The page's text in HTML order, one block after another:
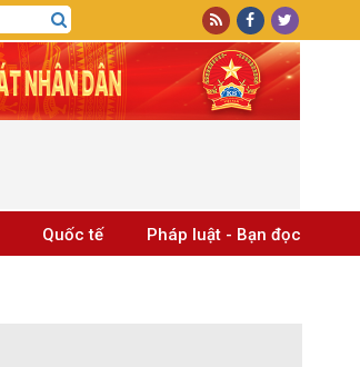
Quốc tế Pháp luật - Bạn đọc